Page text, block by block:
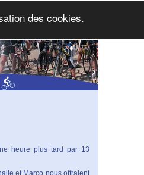
heure plus tard par 13
et Marco nous offraient
des cookies.